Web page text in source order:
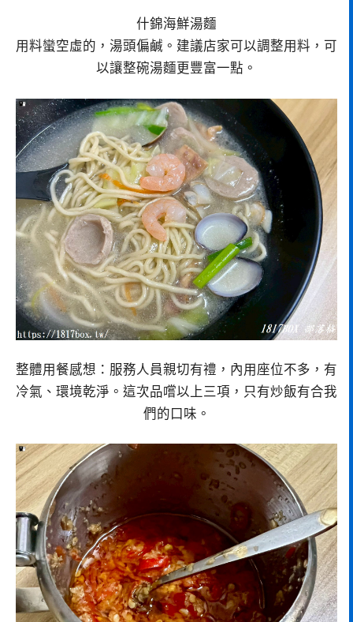
什錦海鮮湯麵
用料蠻空虛的，湯頭偏鹹。建議店家可以調整用料，可
以讓整碗湯麵更豐富一點。
整體用餐感想：服務人員親切有禮，內用座位不多，有
冷氣、環境乾淨。這次品嚐以上三項，只有炒飯有合我
們的口味。